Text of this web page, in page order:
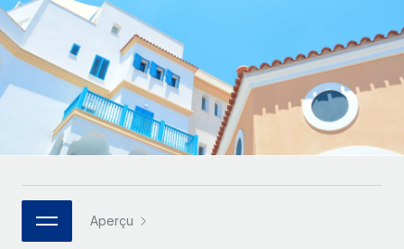
INFRASTRUCTURE
Intégration Remote
Intégrez vos RH aux flux de travail en toute simplicité
Plateforme
Des fonctions RH clés intégrées pour votre équipe
Connectez n'importe quel outil d’IA à Remote grâce à
notre MCP
Start-ups
Des solutions agiles et internationales pour les RH et la
paie des entreprises en pleine croissance
Entreprises intermédiaires
Développez vos équipes avec des solutions RH sur
mesure
Entreprise
Les RH à l’international pour les grandes entreprises
APPRENDRE AVEC REMOTE
Recherche et guides
Études de cas
Checklists et modèles
Descriptions de postes
Deutsch
Español
Português (Portugal)
日本語
한국어
Aperçu